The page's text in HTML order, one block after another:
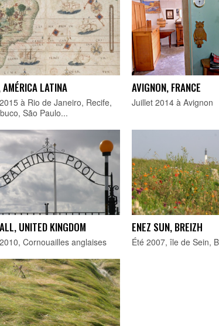
LATINA
à Rio de Janeiro, Recife,
São Paulo...
AVIGNON, FRANCE
Juillet 2014 à Avignon
UNITED KINGDOM
Cornouailles anglaises
ENEZ SUN, BREIZH
Été 2007, île de Sein,